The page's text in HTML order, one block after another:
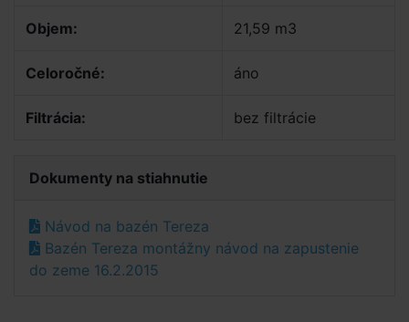
Objem: 21,59 m3
Celoročné: áno
Filtrácia: bez filtrácie
Dokumenty na stiahnutie
Návod na bazén Tereza
Bazén Tereza montážny návod na zapustenie
do zeme 16.2.2015